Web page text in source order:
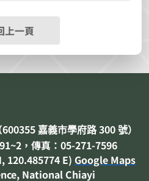
上一頁
600355 嘉義市學府路300 號）
，傳真：05-271-7596
120.485774 E) Google Maps
, National Chiayi